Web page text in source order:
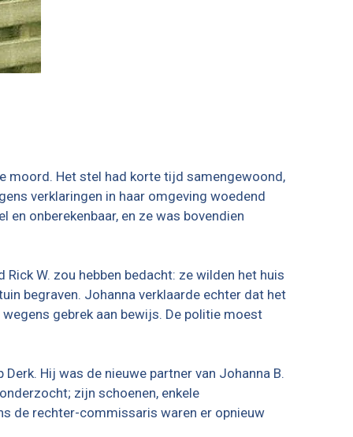
moord. Het stel had korte tijd samengewoond,
verklaringen in haar omgeving woedend
onberekenbaar, en ze was bovendien
W. zou hebben bedacht: ze wilden het huis
begraven. Johanna verklaarde echter dat het
gebrek aan bewijs. De politie moest
Hij was de nieuwe partner van Johanna B.
zijn schoenen, enkele
de rechter-commissaris waren er opnieuw